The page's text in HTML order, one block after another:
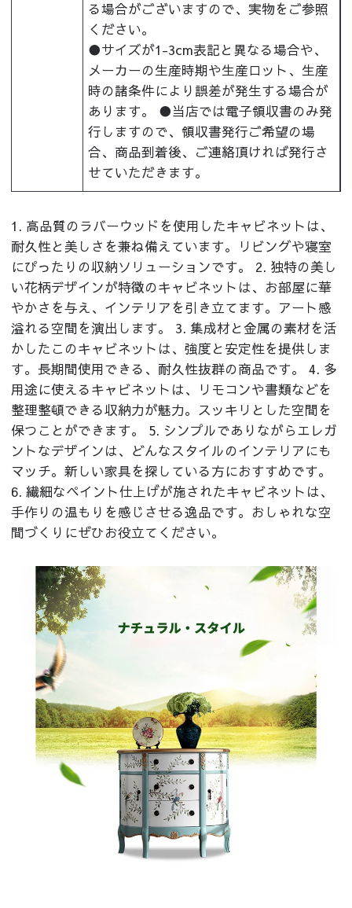
る場合がございますので、実物をご参照
ください。
●サイズが1-3cm表記と異なる場合や、
メーカーの生産時期や生産ロット、生産
時の諸条件により誤差が発生する場合が
あります。 ●当店では電子領収書のみ発
行しますので、領収書発行ご希望の場
合、商品到着後、ご連絡頂ければ発行さ
せていただきます。
1. 高品質のラバーウッドを使用したキャビネットは、
耐久性と美しさを兼ね備えています。リビングや寝室
にぴったりの収納ソリューションです。 2. 独特の美し
い花柄デザインが特徴のキャビネットは、お部屋に華
やかさを与え、インテリアを引き立てます。アート感
溢れる空間を演出します。 3. 集成材と金属の素材を活
かしたこのキャビネットは、強度と安定性を提供しま
す。長期間使用できる、耐久性抜群の商品です。 4. 多
用途に使えるキャビネットは、リモコンや書類などを
整理整頓できる収納力が魅力。スッキリとした空間を
保つことができます。 5. シンプルでありながらエレガ
ントなデザインは、どんなスタイルのインテリアにも
マッチ。新しい家具を探している方におすすめです。
6. 繊細なペイント仕上げが施されたキャビネットは、
手作りの温もりを感じさせる逸品です。おしゃれな空
間づくりにぜひお役立てください。